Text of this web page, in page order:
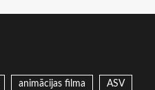
animācijas filma ASV